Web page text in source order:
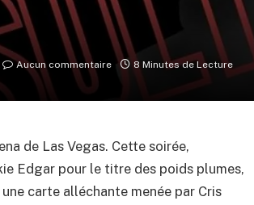
Aucun commentaire 8 Minutes de Lecture
de Las Vegas. Cette soirée,
Edgar pour le titre des poids plumes,
carte alléchante menée par Cris